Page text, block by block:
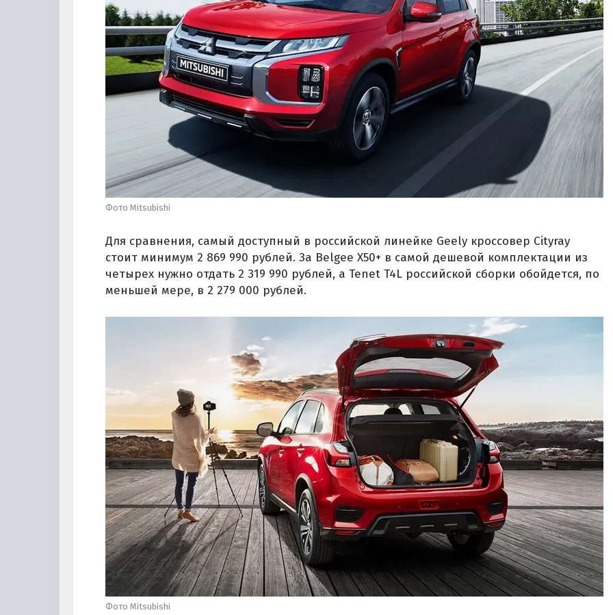
Фото Mitsubishi
Для сравнения, самый доступный в российской линейке Geely кроссовер Cityray
стоит минимум 2 869 990 рублей. За Belgee X50+ в самой дешевой комплектации из
четырех нужно отдать 2 319 990 рублей, а Tenet T4L российской сборки обойдется, по
меньшей мере, в 2 279 000 рублей.
Фото Mitsubishi